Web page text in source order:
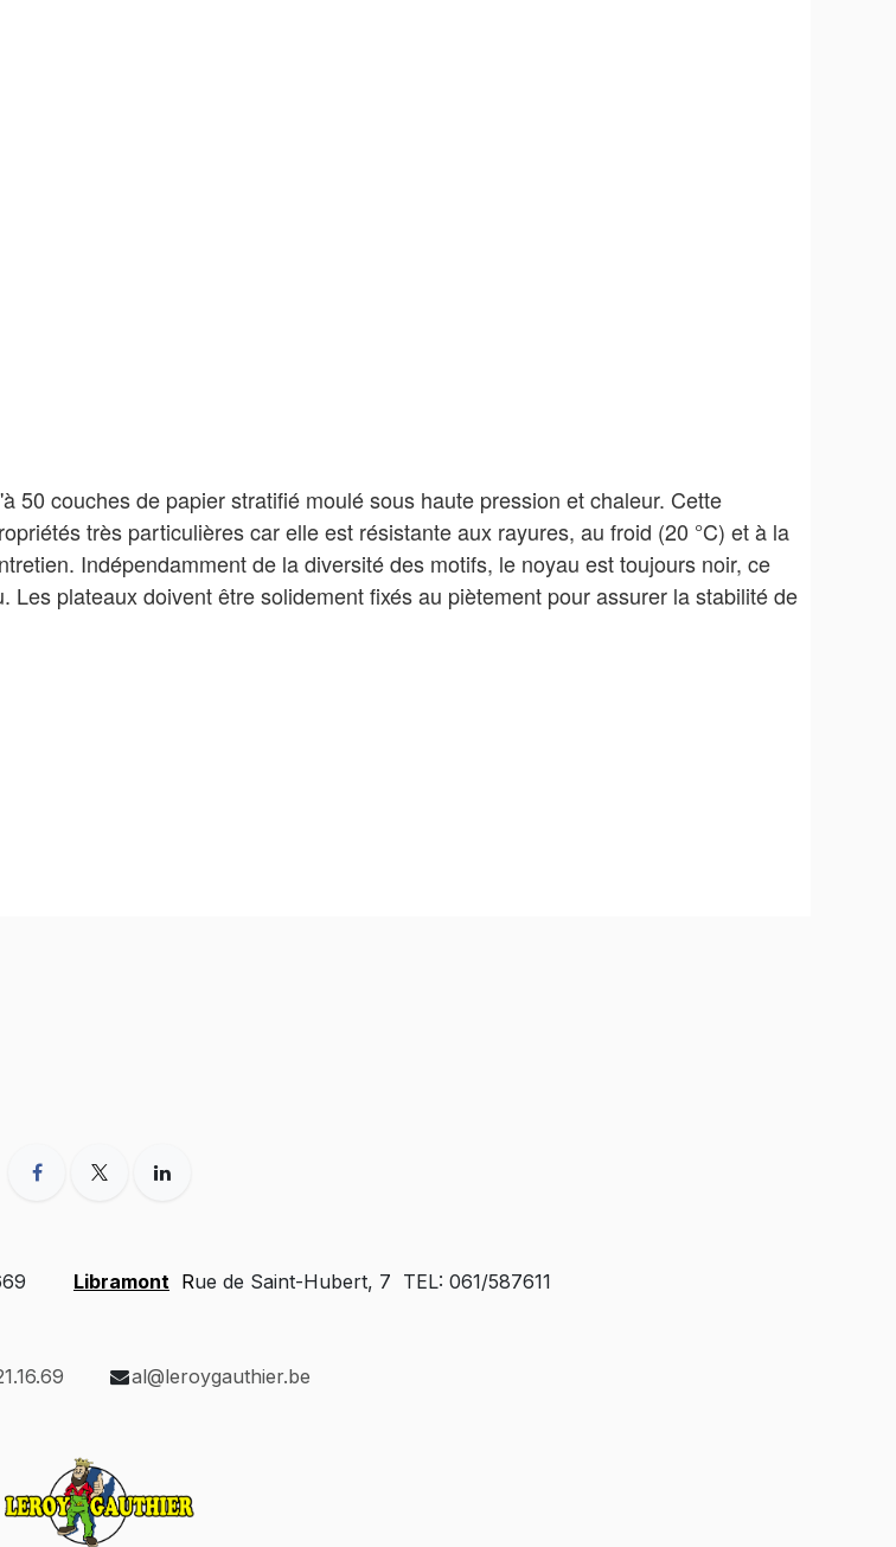
50 couches de papier stratifié moulé sous haute pression et chaleur. Cette
très particulières car elle est résistante aux rayures, au froid (20 °C) et à la
Indépendamment de la diversité des motifs, le noyau est toujours noir, ce
Les plateaux doivent être solidement fixés au piètement pour assurer la stabilité de
Libramont Rue de Saint-Hubert, 7 TEL: 061/587611
al@leroygauthier.be